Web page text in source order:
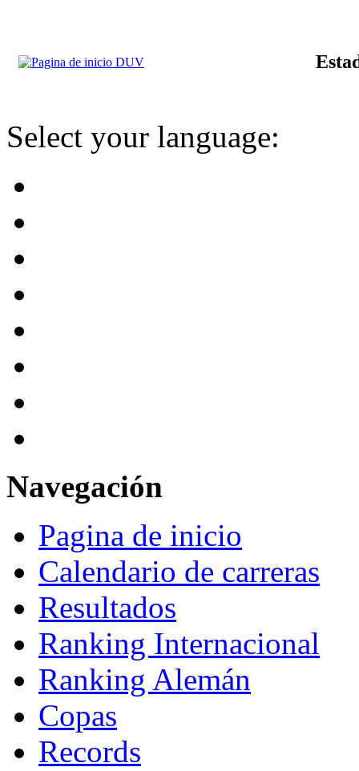
Select your language:
Navegación
Pagina de inicio
Calendario de carreras
Resultados
Ranking Internacional
Ranking Alemán
Copas
Records